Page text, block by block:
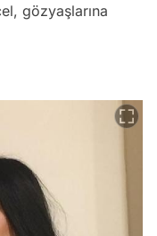
gözyaşlarına